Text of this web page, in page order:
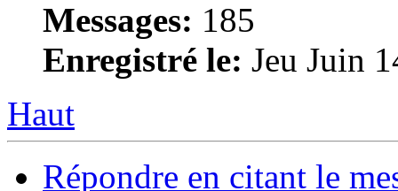
Messages: 185
Enregistré le: Jeu Juin
Haut
Répondre en citant le